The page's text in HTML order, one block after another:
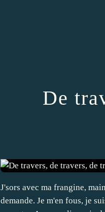
De
J'sors avec ma frangine,
demande. Je m'en fous, je